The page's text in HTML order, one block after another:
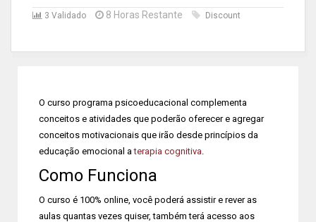
3 Validado 8 Horas Restante Discount
O curso programa psicoeducacional complementa
conceitos e atividades que poderão oferecer e agregar
conceitos motivacionais que irão desde princípios da
educação emocional aterapia cognitiva.
Como Funciona
O curso é 100% online, você poderá assistir e rever as
aulas quantas vezes quiser, também terá acesso aos